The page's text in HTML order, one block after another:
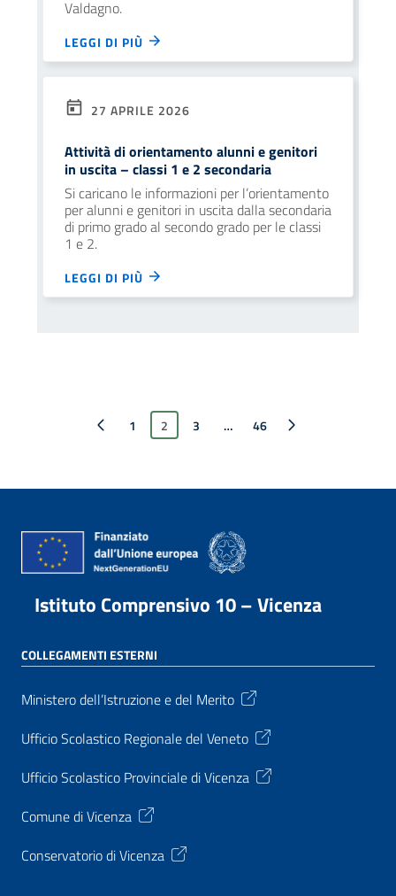
Valdagno.
LEGGI DI PIÙ
27 APRILE 2026
Attività di orientamento alunni e genitori
in uscita – classi 1 e 2 secondaria
Si caricano le informazioni per l’orientamento
per alunni e genitori in uscita dalla secondaria
di primo grado al secondo grado per le classi
1 e 2.
LEGGI DI PIÙ
Pagina precedente
1 2 3 … 46
Pagina successiva
Istituto Comprensivo 10 – Vicenza
COLLEGAMENTI ESTERNI
Ministero dell’Istruzione e del Merito
Ufficio Scolastico Regionale del Veneto
Ufficio Scolastico Provinciale di Vicenza
Comune di Vicenza
Conservatorio di Vicenza